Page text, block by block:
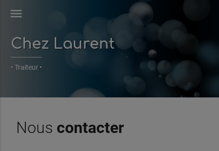
menu
Chez Laurent
• Traiteur •
Nous contacter